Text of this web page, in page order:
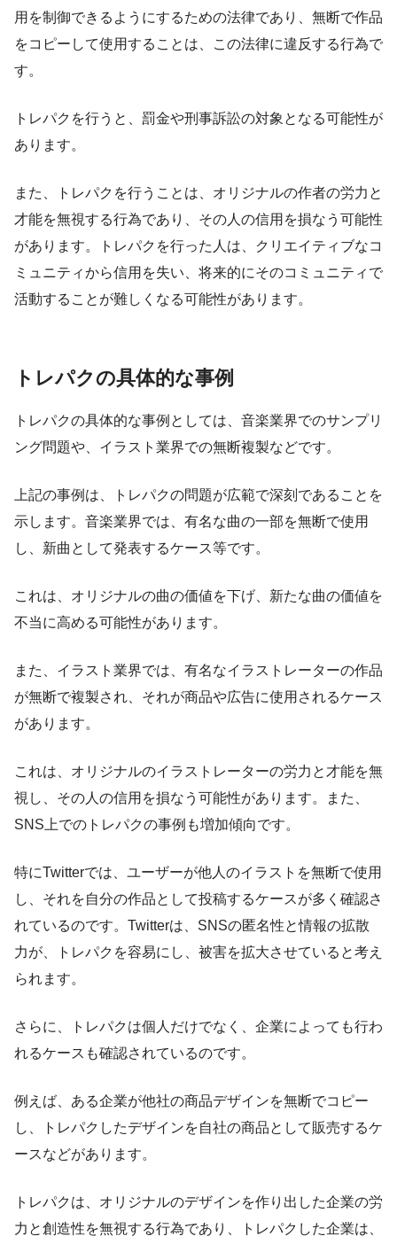
用を制御できるようにするための法律であり、無断で作品
をコピーして使用することは、この法律に違反する行為で
す。
トレパクを行うと、罰金や刑事訴訟の対象となる可能性が
あります。
また、トレパクを行うことは、オリジナルの作者の労力と
才能を無視する行為であり、その人の信用を損なう可能性
があります。トレパクを行った人は、クリエイティブなコ
ミュニティから信用を失い、将来的にそのコミュニティで
活動することが難しくなる可能性があります。
トレパクの具体的な事例
トレパクの具体的な事例としては、音楽業界でのサンプリ
ング問題や、イラスト業界での無断複製などです。
上記の事例は、トレパクの問題が広範で深刻であることを
示します。音楽業界では、有名な曲の一部を無断で使用
し、新曲として発表するケース等です。
これは、オリジナルの曲の価値を下げ、新たな曲の価値を
不当に高める可能性があります。
また、イラスト業界では、有名なイラストレーターの作品
が無断で複製され、それが商品や広告に使用されるケース
があります。
これは、オリジナルのイラストレーターの労力と才能を無
視し、その人の信用を損なう可能性があります。また、
SNS上でのトレパクの事例も増加傾向です。
特にTwitterでは、ユーザーが他人のイラストを無断で使用
し、それを自分の作品として投稿するケースが多く確認さ
れているのです。Twitterは、SNSの匿名性と情報の拡散
力が、トレパクを容易にし、被害を拡大させていると考え
られます。
さらに、トレパクは個人だけでなく、企業によっても行わ
れるケースも確認されているのです。
例えば、ある企業が他社の商品デザインを無断でコピー
し、トレパクしたデザインを自社の商品として販売するケ
ースなどがあります。
トレパクは、オリジナルのデザインを作り出した企業の労
力と創造性を無視する行為であり、トレパクした企業は、